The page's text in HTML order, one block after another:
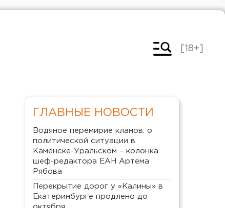
[18+]
ГЛАВНЫЕ НОВОСТИ
Водяное перемирие кланов: о
политической ситуации в
Каменске-Уральском – колонка
шеф-редактора ЕАН Артема
Рябова
Перекрытие дорог у «Калины» в
Екатеринбурге продлено до